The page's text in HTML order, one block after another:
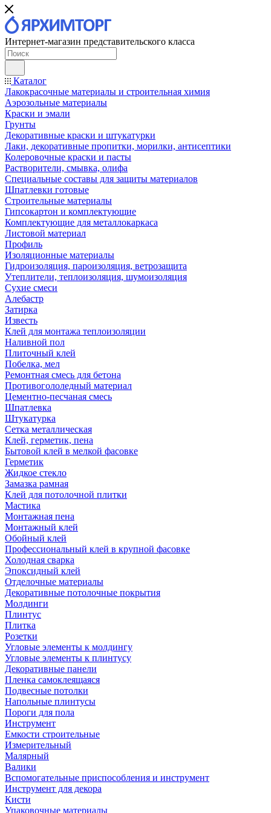
Интернет-магазин представительского класса
Каталог
Лакокрасочные материалы и строительная химия
Аэрозольные материалы
Краски и эмали
Грунты
Декоративные краски и штукатурки
Лаки, декоративные пропитки, морилки, антисептики
Колеровочные краски и пасты
Растворители, смывка, олифа
Специальные составы для защиты материалов
Шпатлевки готовые
Строительные материалы
Гипсокартон и комплектующие
Комплектующие для металлокаркаса
Листовой материал
Профиль
Изоляционные материалы
Гидроизоляция, пароизоляция, ветрозащита
Утеплители, теплоизоляция, шумоизоляция
Сухие смеси
Алебастр
Затирка
Известь
Клей для монтажа теплоизоляции
Наливной пол
Плиточный клей
Побелка, мел
Ремонтная смесь для бетона
Противогололедный материал
Цементно-песчаная смесь
Шпатлевка
Штукатурка
Сетка металлическая
Клей, герметик, пена
Бытовой клей в мелкой фасовке
Герметик
Жидкое стекло
Замазка рамная
Клей для потолочной плитки
Мастика
Монтажная пена
Монтажный клей
Обойный клей
Профессиональный клей в крупной фасовке
Холодная сварка
Эпоксидный клей
Отделочные материалы
Декоративные потолочные покрытия
Молдинги
Плинтус
Плитка
Розетки
Угловые элементы к молдингу
Угловые элементы к плинтусу
Декоративные панели
Пленка самоклеящаяся
Подвесные потолки
Напольные плинтусы
Пороги для пола
Инструмент
Емкости строительные
Измерительный
Малярный
Валики
Вспомогательные приспособления и инструмент
Инструмент для декора
Кисти
Упаковочные материалы